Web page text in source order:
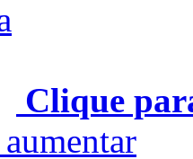
Clique